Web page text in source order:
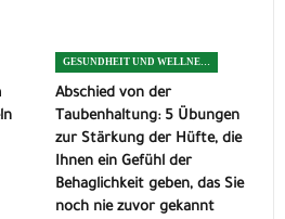
Abschied von der
Taubenhaltung: 5 Übungen
zur Stärkung der Hüfte, die
Ihnen ein Gefühl der
Behaglichkeit geben, das Sie
noch nie zuvor gekannt